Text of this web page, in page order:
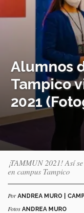
Alumnos
Tampico
2021
¡TAMMUN 2021! Así
en campus Tampico
Por ANDREA MURO |
Fotos ANDREA MURO